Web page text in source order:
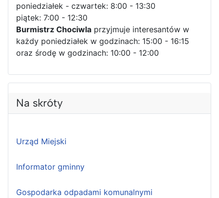
poniedziałek - czwartek: 8:00 - 13:30
piątek: 7:00 - 12:30
Burmistrz Chociwla przyjmuje interesantów w
każdy poniedziałek w godzinach: 15:00 - 16:15
oraz środę w godzinach: 10:00 - 12:00
Na skróty
Urząd Miejski
Informator gminny
Gospodarka odpadami komunalnymi